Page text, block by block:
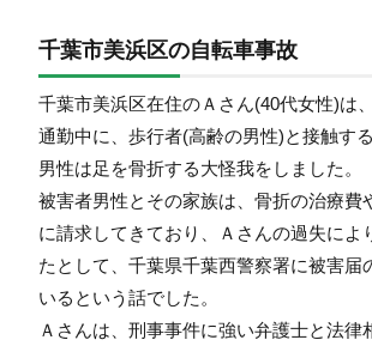
千葉市美浜区の自転車事故
千葉市美浜区在住のＡさん(40代女性)は
通勤中に、歩行者(高齢の男性)と接触す
男性は足を骨折する大怪我をしました。
被害者男性とその家族は、骨折の治療費
に請求してきており、Ａさんの過失によ
たとして、千葉県千葉西警察署に被害届
いるという話でした。
Ａさんは、刑事事件に強い弁護士と法律